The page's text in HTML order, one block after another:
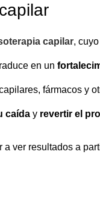
capilar,
en un
fármacos y
caída y revertir el
ver resultados a